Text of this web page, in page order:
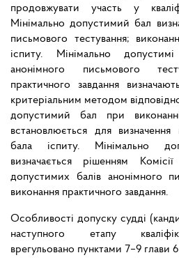
продовжувати участь у
Мінімально допустимий бал
письмового тестування;
іспиту. Мінімально
анонімного письмового
практичного завдання
критеріальним методом
допустимий бал при
встановлюється для визначення
бала іспиту. Мінімально
визначається рішенням
допустимих балів анонімного
виконання практичного завдання.
Особливості допуску судді
наступного етапу
врегульовано пунктами 7–9 глави